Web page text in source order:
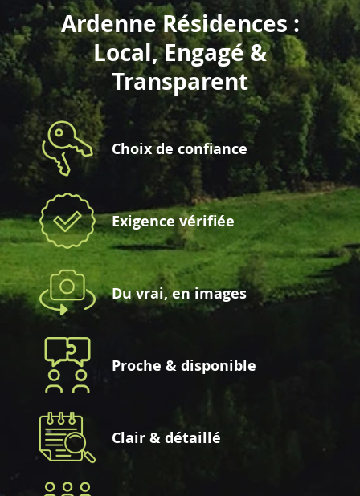
Ardenne Résidences :
Local, Engagé &
Transparent
Choix de confiance
Exigence vérifiée
Du vrai, en images
Proche & disponible
Clair & détaillé